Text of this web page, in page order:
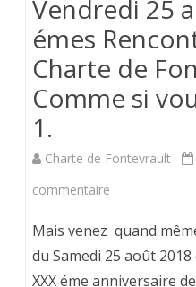
fondamentales
du
royaume
utiles
lois
nuisibles.
Vendredi 25
émes
Charte de
Comme si
1.
Charte de Fontevrault
commentaire
25
août
Mais venez quand
du Samedi 25 août
XXX éme anniversaire